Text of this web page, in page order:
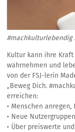
#machkulturlebendig
Kultur kann ihre
wahrnehmen und
von der FSJ-lerin
„Beweg Dich.
erreichen:
• Menschen
• Neue
• Über preiswerte